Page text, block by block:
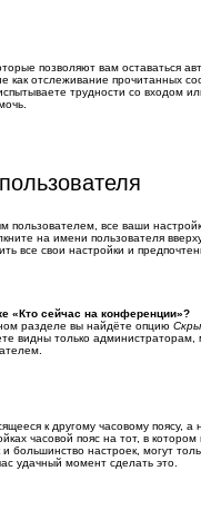
позволяют вам оставаться
как отслеживание прочитанных
трудности со входом
пользователем, все ваши
на имени пользователя
все свои настройки и
«Кто сейчас на конференции»?
разделе вы найдёте опцию
видны только
к другому часовому поясу, а
часовой пояс на тот, в
и большинство настроек, могут
удачный момент сделать это.